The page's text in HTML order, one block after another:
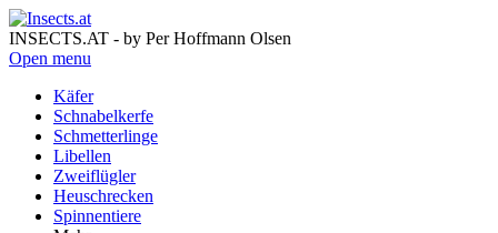
INSECTS.AT - by Per Hoffmann Olsen
Open menu
Käfer
Schnabelkerfe
Schmetterlinge
Libellen
Zweiflügler
Heuschrecken
Spinnentiere